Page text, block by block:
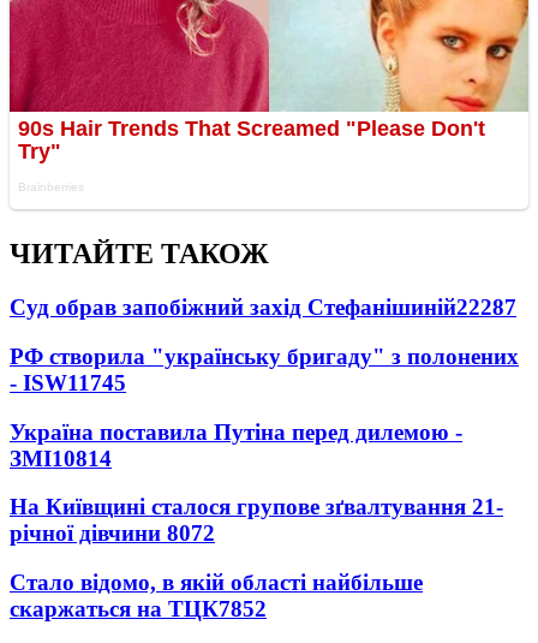
ЧИТАЙТЕ ТАКОЖ
Суд обрав запобіжний захід Стефанішиній22287
РФ створила "українську бригаду" з полонених
- ISW11745
Україна поставила Путіна перед дилемою -
ЗМІ10814
На Київщині сталося групове зґвалтування 21-
річної дівчини 8072
Стало відомо, в якій області найбільше
скаржаться на ТЦК7852